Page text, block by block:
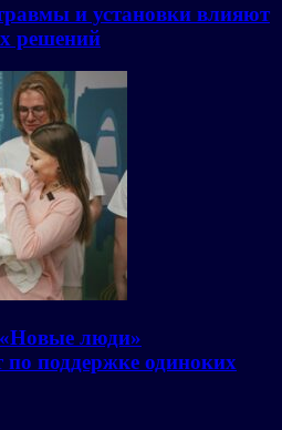
и установки влияют
решений
люди»
по поддержке одиноких